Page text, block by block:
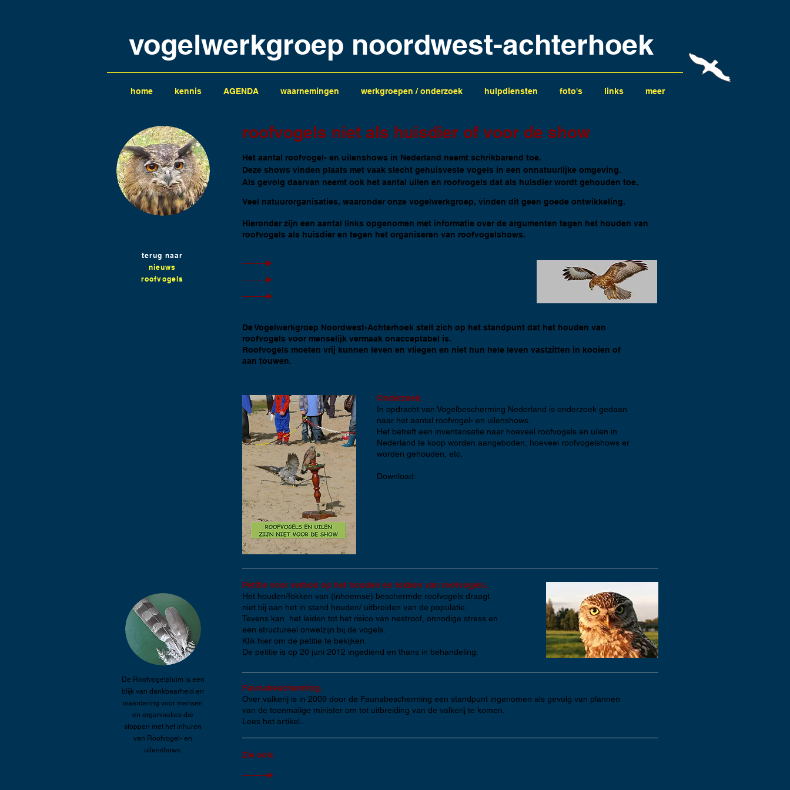
De Roofvogelpluim is een
blijk van dankbaarheid en
waardering voor mensen
en organisaties die
stoppen met het inhuren
van Roofvogel- en
uilenshows.
terug naar
nieuws
roofvogels
roofvogels niet als huisdier of voor de show
Het aantal roofvogel- en uilenshows in Nederland neemt schrikbarend toe.
Deze shows vinden plaats met vaak slecht gehuisveste vogels in een onnatuurlijke omgeving.
Als gevolg daarvan neemt ook het aantal uilen en roofvogels dat als huisdier wordt gehouden toe.
Veel natuurorganisaties, waaronder onze vogelwerkgroep, vinden dit geen goede ontwikkeling.
Hieronder zijn een aantal links opgenomen met informatie over de argumenten tegen het houden van
roofvogels als huisdier en tegen het organiseren van roofvogelshows.
De Vogelwerkgroep Noordwest-Achterhoek stelt zich op het standpunt dat het houden van
roofvogels voor menselijk vermaak onacceptabel is.
Roofvogels moeten vrij kunnen leven en vliegen en niet hun hele leven vastzitten in kooien of
aan touwen.
Onderzoek.
In opdracht van Vogelbescherming Nederland is onderzoek gedaan
naar het aantal roofvogel- en uilenshows.
Het betreft een inventarisatie naar hoeveel roofvogels en uilen in
Nederland te koop worden aangeboden, hoeveel roofvogelshows er
worden gehouden, etc.
Download:
Petitie voor verbod op het houden en fokken van roofvogels.
Het houden/fokken van (inheemse) beschermde roofvogels draagt
niet bij aan het in stand houden/ uitbreiden van de populatie.
Tevens kan het leiden tot het risico van nestroof, onnodige stress en
een structureel onwelzijn bij de vogels.
Klik hier om de petitie te bekijken.
De petitie is op 20 juni 2012 ingediend en thans in behandeling.
Faunabescherming.
Over valkerij is in 2009 door de Faunabescherming een standpunt ingenomen als gevolg van plannen
van de toenmalige minister om tot uitbreiding van de valkerij te komen.
Lees het artikel...
Zie ook:
vogelwerkgroep noordwest-achterhoek
home kennis AGENDA waarnemingen werkgroepen / onderzoek hulpdiensten foto's links meer